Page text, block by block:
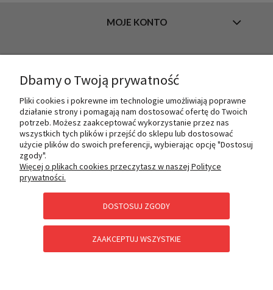
MOJE KONTO
O NAS
PŁATNOŚCI I DOSTAWA
POMOC
Dbamy o Twoją prywatność
Pliki cookies i pokrewne im technologie umożliwiają poprawne
działanie strony i pomagają nam dostosować ofertę do Twoich
potrzeb. Możesz zaakceptować wykorzystanie przez nas
wszystkich tych plików i przejść do sklepu lub dostosować
użycie plików do swoich preferencji, wybierając opcję "Dostosuj
zgody".
Więcej o plikach cookies przeczytasz w naszej Polityce
prywatności.
DOSTOSUJ ZGODY
ZAAKCEPTUJ WSZYSTKIE